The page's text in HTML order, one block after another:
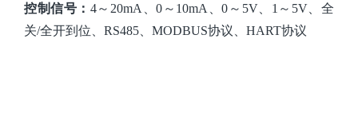
控制信号： 4～20mA、0～10mA、0～5V、1～5V、全
关/全开到位、RS485、MODBUS协议、HART协议